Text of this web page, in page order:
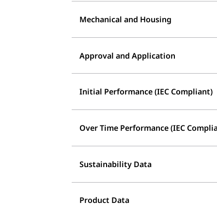
Mechanical and Housing
Approval and Application
Initial Performance (IEC Compliant)
Over Time Performance (IEC
Sustainability Data
Product Data